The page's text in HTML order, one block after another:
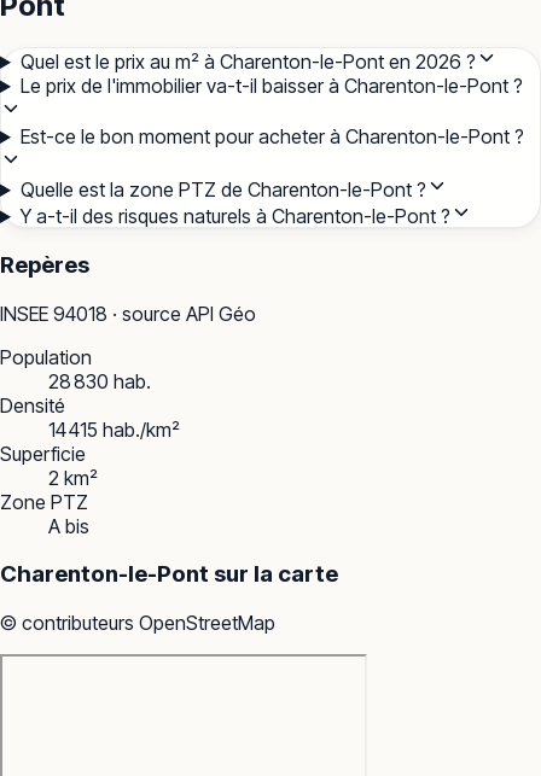
Quel est le prix au m² à Charenton-le-Pont en 2026 ?
Le prix de l'immobilier va-t-il baisser à Charenton-le-Pont ?
Est-ce le bon moment pour acheter à Charenton-le-Pont ?
Quelle est la zone PTZ de Charenton-le-Pont ?
Y a-t-il des risques naturels à Charenton-le-Pont ?
Repères
INSEE 94018 · source API Géo
Population
28 830 hab.
Densité
14 415 hab./km²
Superficie
2 km²
Zone PTZ
A bis
Charenton-le-Pont sur la carte
© contributeurs OpenStreetMap